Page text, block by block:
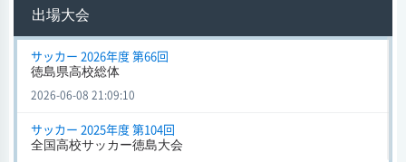
試合日時 2025-05-25[情報更新日:2025-05-25 19:13:34]
全国高校サッカー徳島大会 (サッカー) 2024年度 第103回
脇町
会場 徳島スポーツビレッジ
徳島県高校総体・サッカー (サッカー) 2024年度 第64回
出場大会
サッカー 2026年度 第66回
徳島県高校総体
2026-06-08 21:09:10
サッカー 2025年度 第104回
全国高校サッカー徳島大会